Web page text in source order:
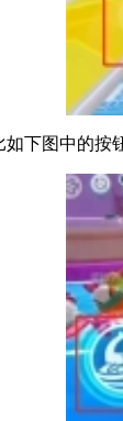
下图中的按